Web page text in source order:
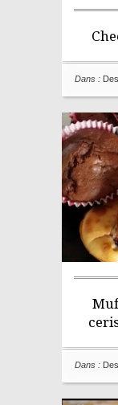
Dans :
Dans :